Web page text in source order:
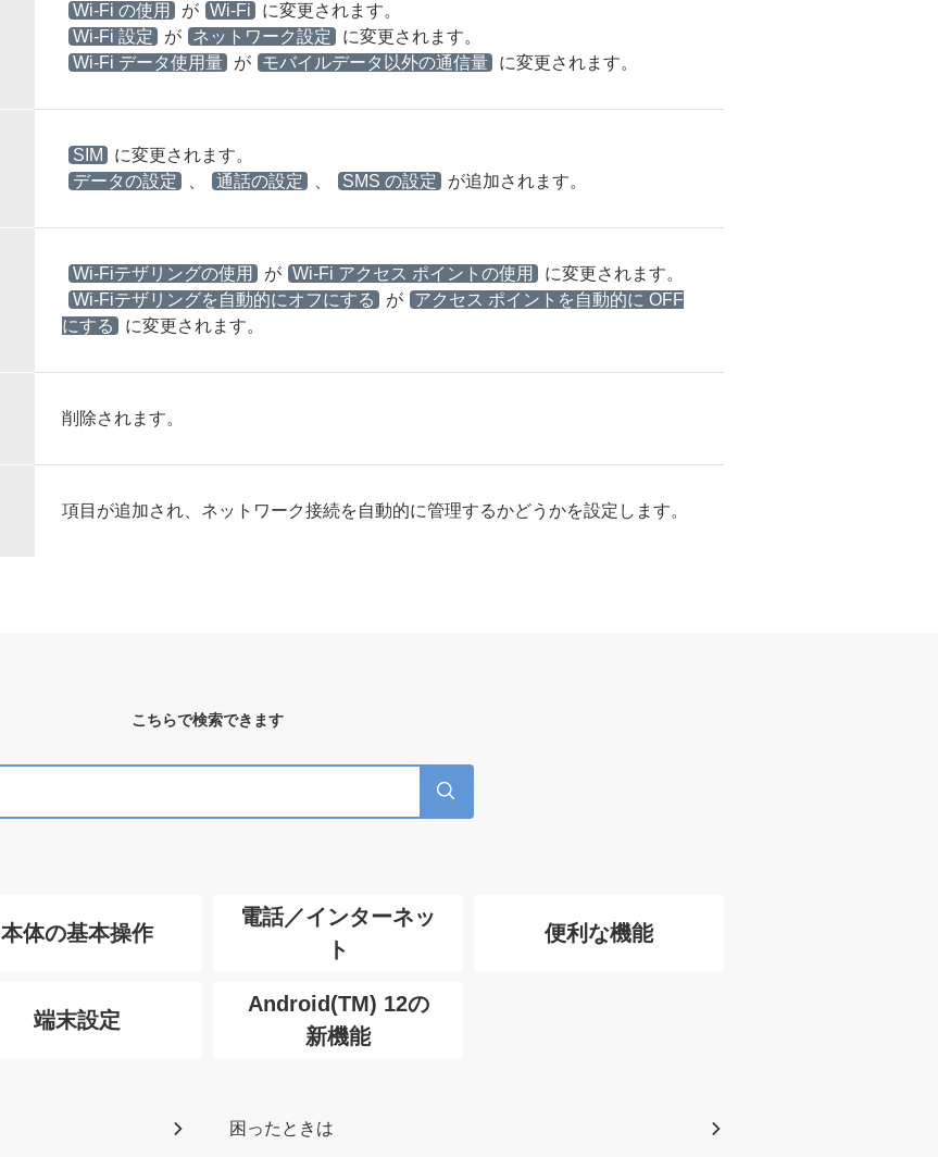
Wi-Fi の使用
が Wi-Fi
に変更されます。
Wi-Fi 設定
が ネットワーク設定
に変更されます。
Wi-Fi データ使用量
が モバイルデータ以外の通信量 に変更されます。
SIM
に変更されます。
データの設定
通話の設定 SMS の設定 が追加されます。
Wi-Fiテザリングの使用 が Wi-Fi アクセス ポイントの使用
に変更されます。
Wi-Fiテザリングを自動的にオフにする
が
アクセス ポイントを自動的に OFF
にする
に変更されます。
削除されます。
項目が追加され、ネットワーク接続を自動的に管理するかどうかを設定します。
こちらで検索できます
本体の基本操作
電話／インターネッ
ト
便利な機能
端末設定
Android(TM) 12の
新機能
困ったときは